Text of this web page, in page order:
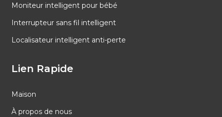
Moniteur intelligent pour bébé
Interrupteur sans fil intelligent
Localisateur intelligent anti-perte
Lien Rapide
Maison
À propos de nous